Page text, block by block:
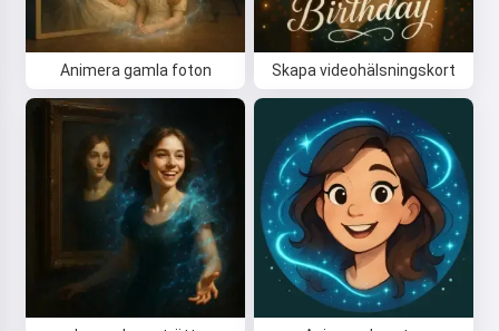
Animera gamla foton Skapa videohälsningskort